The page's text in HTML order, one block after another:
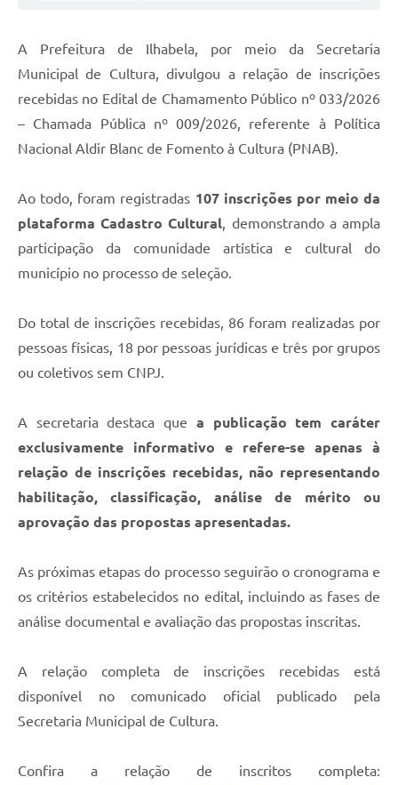
A Prefeitura de Ilhabela, por meio da Secretaria
Municipal de Cultura, divulgou a relação de inscrições
recebidas no Edital de Chamamento Público nº 033/2026
– Chamada Pública nº 009/2026, referente à Política
Nacional Aldir Blanc de Fomento à Cultura (PNAB).
Ao todo, foram registradas 107 inscrições por meio da
plataforma Cadastro Cultural , demonstrando a ampla
participação da comunidade artística e cultural do
município no processo de seleção.
Do total de inscrições recebidas, 86 foram realizadas por
pessoas físicas, 18 por pessoas jurídicas e três por grupos
ou coletivos sem CNPJ.
A secretaria destaca que a publicação tem caráter
exclusivamente informativo e refere-se apenas à
relação de inscrições recebidas, não representando
habilitação, classificação, análise de mérito ou
aprovação das propostas apresentadas.
As próximas etapas do processo seguirão o cronograma e
os critérios estabelecidos no edital, incluindo as fases de
análise documental e avaliação das propostas inscritas.
A relação completa de inscrições recebidas está
disponível no comunicado oficial publicado pela
Secretaria Municipal de Cultura.
Confira a relação de inscritos completa: